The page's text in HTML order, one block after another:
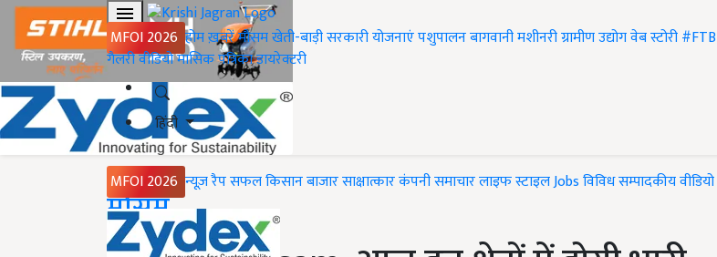
MFOI 2026 होमख़बरेंमौसमखेती-बाड़ीसरकारी योजनाएंपशुपालनबागवानीमशीनरीग्रामीण उद्योगवेब स्टोरी#FTB
गैलरीवीडियोमासिक पत्रिकाडायरेक्टरी
हिंदी
MFOI 2026 न्यूज़ रैपसफल किसानबाजारसाक्षात्कारकंपनी समाचारलाइफ स्टाइलJobsविविधसम्पादकीयवीडियो
Home
मौसम